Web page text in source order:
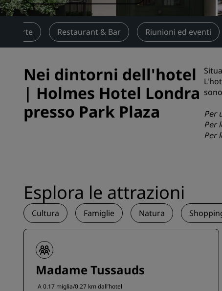
Offerte Restaurant & Bar Riunioni ed eventi
Nei dintorni dell'hotel
| Holmes Hotel Londra
presso Park Plaza
Per
Per
Per
Esplora le attrazioni
Cultura Famiglie Natura
Madame Tussauds
A 0.17 miglia/0.27 km dall’hotel